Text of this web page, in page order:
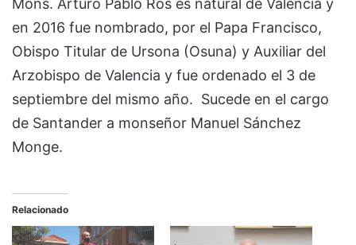
Mons. Arturo Pablo Ros es natural de Valencia y
en 2016 fue nombrado, por el Papa Francisco,
Obispo Titular de Ursona (Osuna) y Auxiliar del
Arzobispo de Valencia y fue ordenado el 3 de
septiembre del mismo año. Sucede en el cargo
de Santander a monseñor Manuel Sánchez
Monge.
Relacionado